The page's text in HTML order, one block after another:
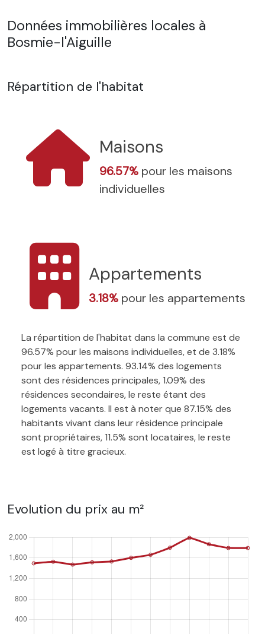
Données immobilières locales à
Bosmie-l'Aiguille
Répartition de l'habitat
Maisons
96.57% pour les maisons
individuelles
Appartements
3.18% pour les appartements
La répartition de l'habitat dans la commune est de
96.57% pour les maisons individuelles, et de 3.18%
pour les appartements. 93.14% des logements
sont des résidences principales, 1.09% des
résidences secondaires, le reste étant des
logements vacants. Il est à noter que 87.15% des
habitants vivant dans leur résidence principale
sont propriétaires, 11.5% sont locataires, le reste
est logé à titre gracieux.
Evolution du prix au m²